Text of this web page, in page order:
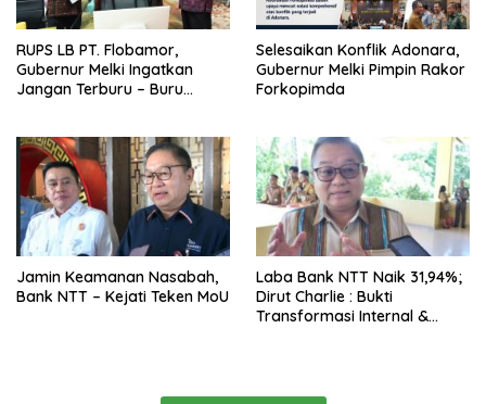
RUPS LB PT. Flobamor,
Gubernur Melki Ingatkan
Jangan Terburu – Buru
Selesaikan Konflik Adonara,
Gubernur Melki Pimpin Rakor
Forkopimda
Jamin Keamanan Nasabah,
Bank NTT – Kejati Teken MoU
Laba Bank NTT Naik 31,94%;
Dirut Charlie : Bukti
Transformasi Internal &